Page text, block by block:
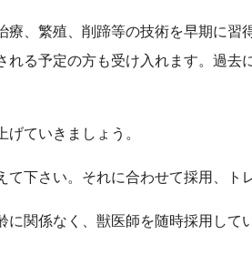
療、繁殖、削蹄等の技術を早期に習
れる予定の方も受け入れます。過去
ていきましょう。
て下さい。それに合わせて採用、ト
に関係なく、獣医師を随時採用して